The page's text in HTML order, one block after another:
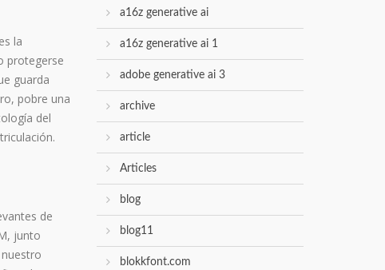
la
protegerse
guarda
pobre una
del
de
junto
a16z generative ai
a16z generative ai 1
adobe generative ai 3
archive
article
Articles
blog
blog11
blokkfont.com